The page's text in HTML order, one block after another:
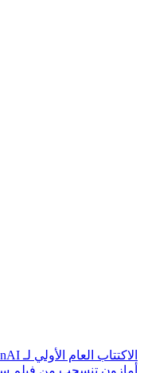
الاكتتاب العام الأولي لـ OpenAI
ماز ون تنسحب من فيلم س